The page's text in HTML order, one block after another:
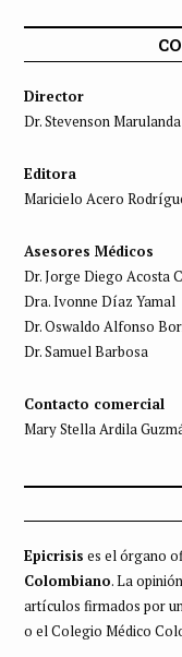
Director
Dr. Stevenson
Editora
Maricielo Acero
Asesores Médicos
Dr. Jorge Diego Acosta
Dra. Ivonne Díaz Yamal
Dr. Oswaldo Alfonso
Dr. Samuel Barbosa
Contacto comercial
Mary Stella Ardila
Epicrisis es el órgano
Colombiano. La
artículos firmados por
o el Colegio Médico